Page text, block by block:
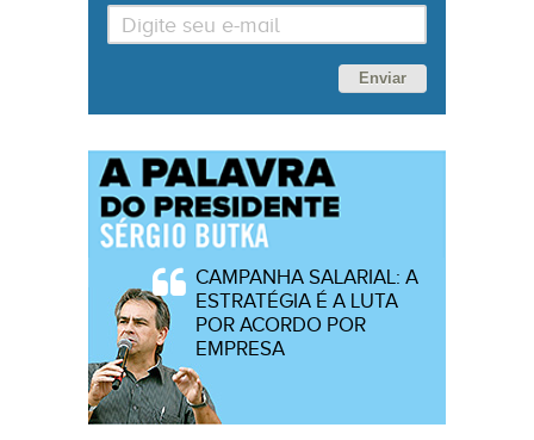
Enviar
CAMPANHA SALARIAL: A
ESTRATÉGIA É A LUTA
POR ACORDO POR
EMPRESA